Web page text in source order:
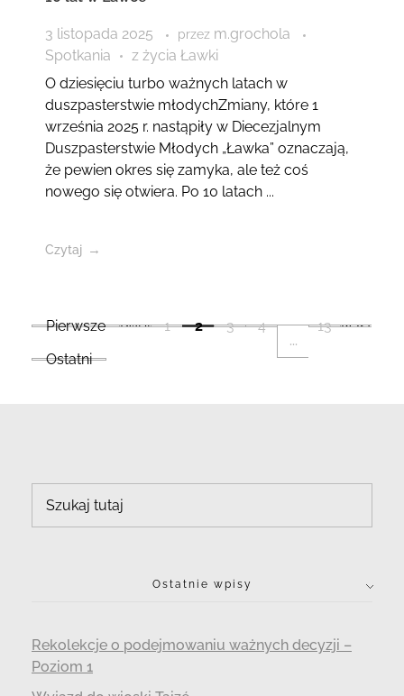
3 listopada 2025 przez m.grochola
Spotkania
z życia Ławki
O dziesięciu turbo ważnych latach w
duszpasterstwie młodychZmiany, które 1
września 2025 r. nastąpiły w Diecezjalnym
Duszpasterstwie Młodych „Ławka” oznaczają,
że pewien okres się zamyka, ale też coś
nowego się otwiera. Po 10 latach ...
Czytaj
Pierwsze Poprzedni
1 2 3 4
...
13 Następny
Ostatni
Ostatnie wpisy
Rekolekcje o podejmowaniu ważnych decyzji –
Poziom 1